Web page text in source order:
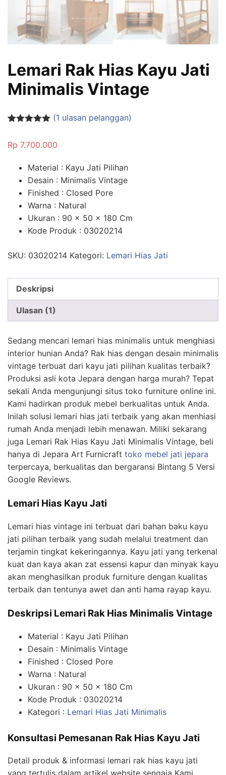
Lemari Rak Hias Kayu Jati
Minimalis Vintage
berdasarka
(1 ulasan pelanggan)
Rp 7.700.000
Material : Kayu Jati Pilihan
Desain : Minimalis Vintage
Finished : Closed Pore
Warna : Natural
Ukuran : 90 x 50 x 180 Cm
Kode Produk : 03020214
SKU: 03020214 Kategori: Lemari Hias Jati
Deskripsi
Ulasan (1)
Sedang mencari lemari hias minimalis untuk menghiasi
interior hunian Anda? Rak hias dengan desain minimalis
vintage terbuat dari kayu jati pilihan kualitas terbaik?
Produksi asli kota Jepara dengan harga murah? Tepat
sekali Anda mengunjungi situs toko furniture online ini.
Kami hadirkan produk mebel berkualitas untuk Anda.
Inilah solusi lemari hias jati terbaik yang akan menhiasi
rumah Anda menjadi lebih menawan. Miliki sekarang
juga Lemari Rak Hias Kayu Jati Minimalis Vintage, beli
hanya di Jepara Art Furnicraft toko mebel jati jepara
terpercaya, berkualitas dan bergaransi Bintang 5 Versi
Google Reviews.
Lemari Hias Kayu Jati
Lemari hias vintage ini terbuat dari bahan baku kayu
jati pilihan terbaik yang sudah melalui treatment dan
terjamin tingkat kekeringannya. Kayu jati yang terkenal
kuat dan kaya akan zat essensi kapur dan minyak kayu
akan menghasilkan produk furniture dengan kualitas
terbaik dan tentunya awet dan anti hama rayap kayu.
Deskripsi Lemari Rak Hias Minimalis Vintage
Material : Kayu Jati Pilihan
Desain : Minimalis Vintage
Finished : Closed Pore
Warna : Natural
Ukuran : 90 x 50 x 180 Cm
Kode Produk : 03020214
Kategori : Lemari Hias Jati Minimalis
Konsultasi Pemesanan Rak Hias Kayu Jati
Detail produk & informasi lemari rak hias kayu jati